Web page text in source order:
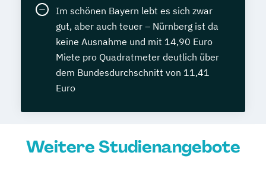
Im schönen Bayern lebt es sich zwar
gut, aber auch teuer – Nürnberg ist da
keine Ausnahme und mit 14,90 Euro
Miete pro Quadratmeter deutlich über
dem Bundesdurchschnitt von 11,41
Euro
Weitere Studienangebote